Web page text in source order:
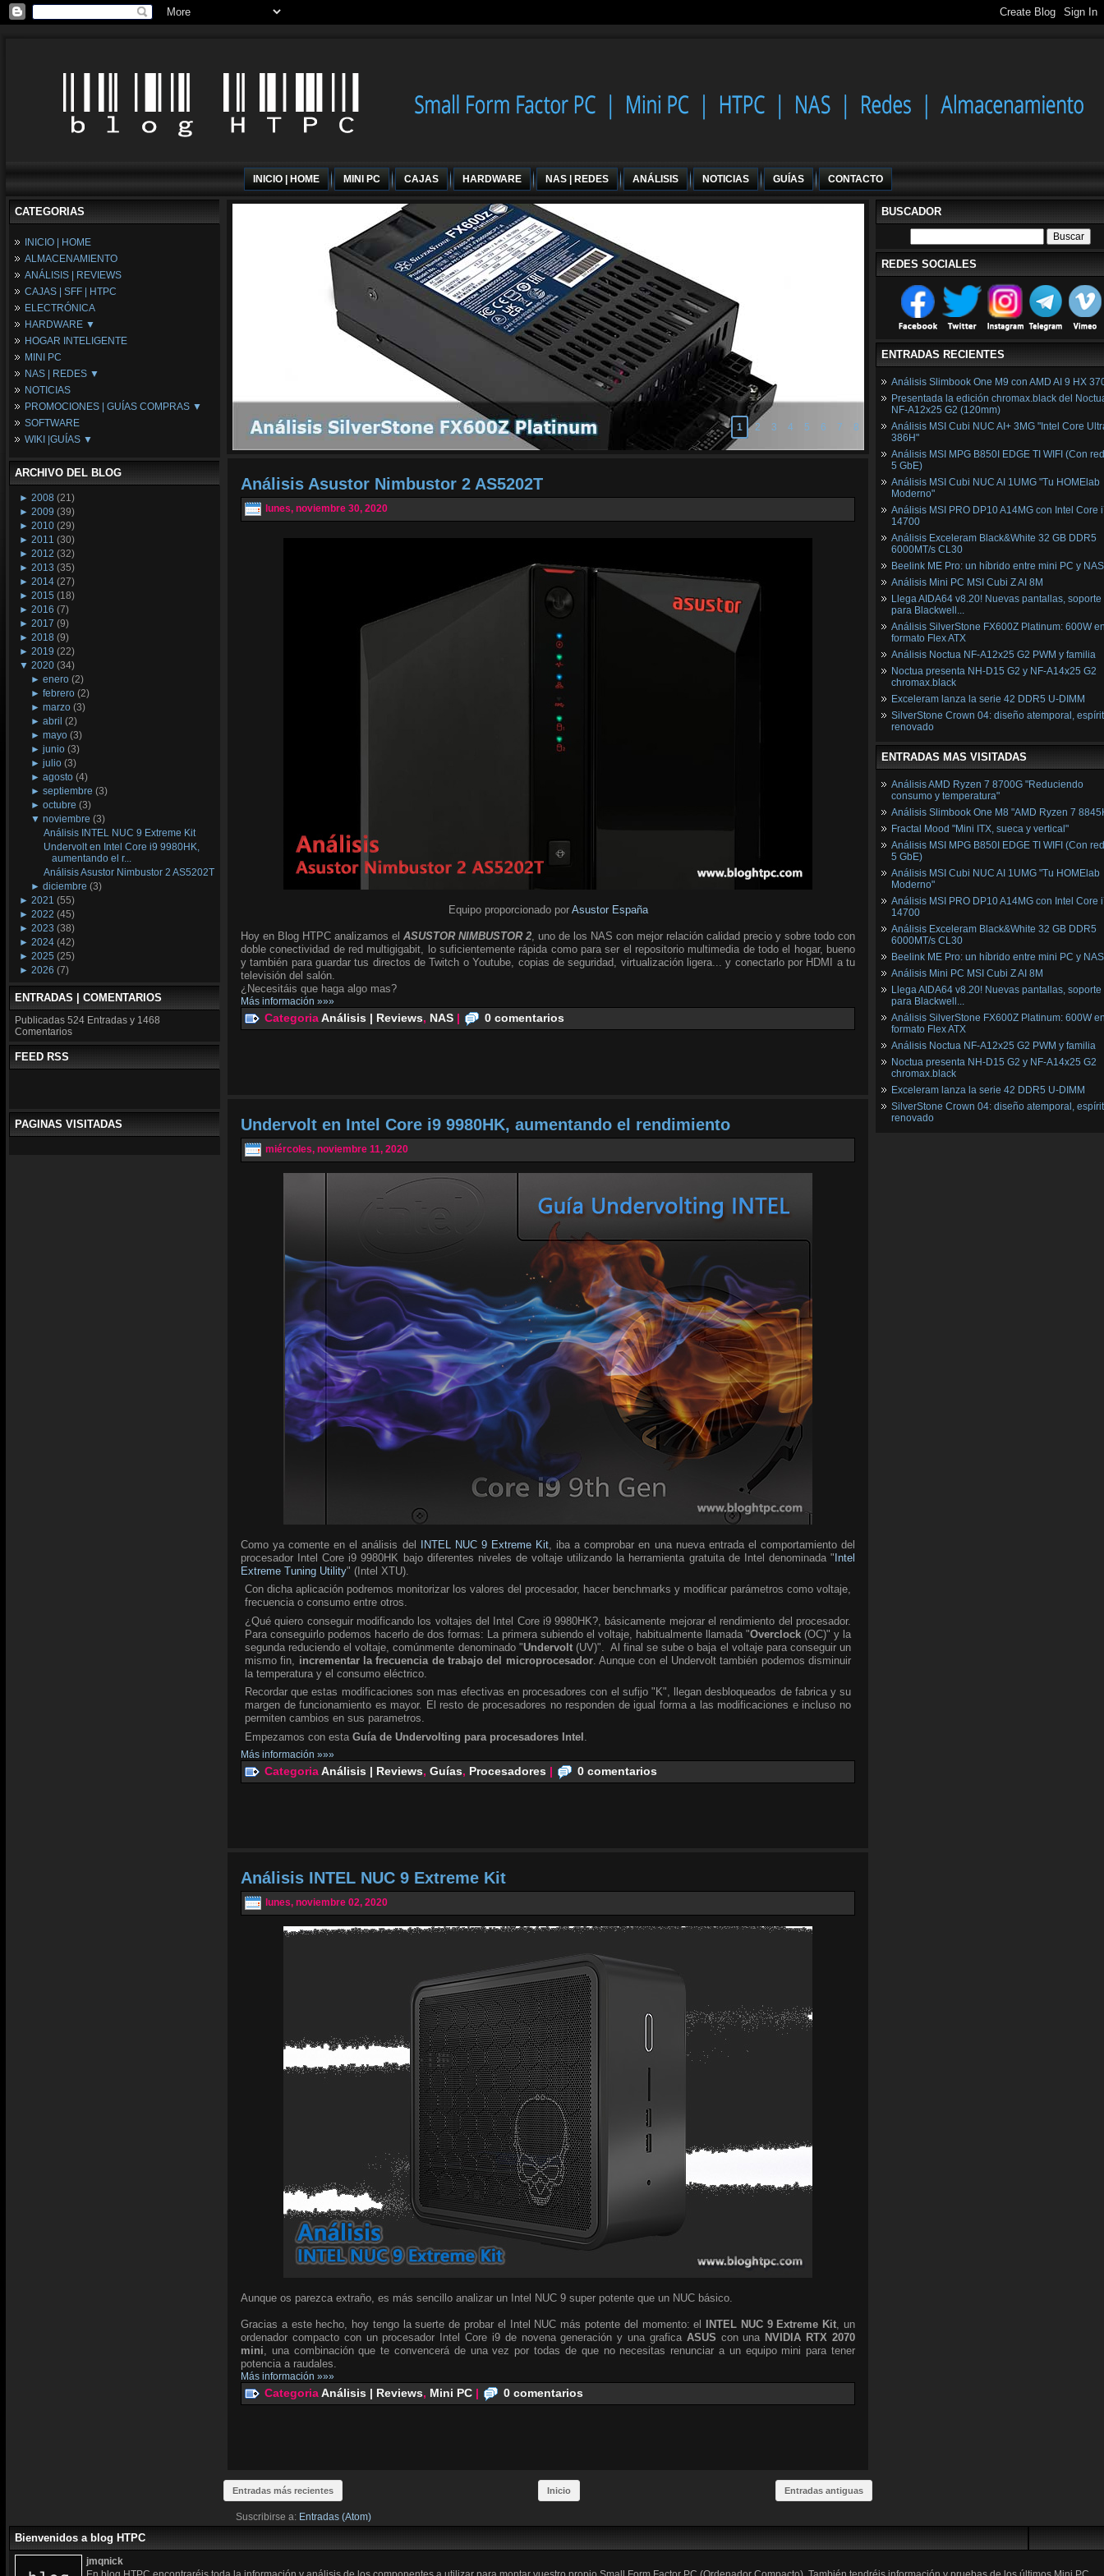
INICIO | HOME MINI PC CAJAS HARDWARE NAS | REDES ANÁLISIS NOTICIAS GUÍAS CONTACTO
CATEGORIAS
INICIO | HOME
ALMACENAMIENTO
ANÁLISIS | REVIEWS
CAJAS | SFF | HTPC
ELECTRÓNICA
HARDWARE ▼
Fuentes de Alimentación
Memória RAM
Placas Base
Procesadores
Periféricos
Refrigeración
Tarjetas Gráficas
HOGAR INTELIGENTE
MINI PC
NAS | REDES ▼
NAS
Espacio Synology
Redes
NOTICIAS
PROMOCIONES | GUÍAS COMPRAS ▼
Configuraciones Ordenadores
Guías de Compras
SOFTWARE
WIKI |GUÍAS ▼
Wikipedia
ARCHIVO DEL BLOG
► 2008 (21)
► 2009 (39)
► 2010 (29)
► 2011 (30)
► 2012 (32)
► 2013 (35)
► 2014 (27)
► 2015 (18)
► 2016 (7)
► 2017 (9)
► 2018 (9)
► 2019 (22)
▼ 2020 (34)
►enero (2)
►febrero (2)
►marzo (3)
►abril (2)
►mayo (3)
►junio (3)
►julio (3)
►agosto (4)
►septiembre (3)
►octubre (3)
▼noviembre (3)
Análisis INTEL NUC 9 Extreme Kit
Undervolt en Intel Core i9 9980HK,
aumentando el r...
Análisis Asustor Nimbustor 2 AS5202T
►diciembre (3)
► 2021 (55)
► 2022 (45)
► 2023 (38)
► 2024 (42)
► 2025 (25)
► 2026 (7)
ENTRADAS | COMENTARIOS
Publicadas 524 Entradas y 1468
Comentarios
FEED RSS
PAGINAS VISITADAS
1 2 3 4 5 6 7 8
Análisis Asustor Nimbustor 2 AS5202T
lunes, noviembre 30, 2020
Equipo proporcionado por Asustor España
Hoy en Blog HTPC analizamos el ASUSTOR NIMBUSTOR 2 , uno de los NAS con mejor relación calidad precio y sobre todo con
doble conectividad de red multigigabit, lo suficientemente rápida como para ser el repositorio multimedia de todo el hogar, bueno
y también para guardar tus directos de Twitch o Youtube, copias de seguridad, virtualización ligera... y conectarlo por HDMI a tu
televisión del salón.
¿Necesitáis que haga algo mas?
Más información »»»
CategoriaAnálisis | Reviews, NAS | 0 comentarios
Undervolt en Intel Core i9 9980HK, aumentando el rendimiento
miércoles, noviembre 11, 2020
Como ya comente en el análisis del INTEL NUC 9 Extreme Kit , iba a comprobar en una nueva entrada el comportamiento del
procesador Intel Core i9 9980HK bajo diferentes niveles de voltaje utilizando la herramienta gratuita de Intel denominada "Intel
Extreme Tuning Utility" (Intel XTU).
Con dicha aplicación podremos monitorizar los valores del procesador, hacer benchmarks y modificar parámetros como voltaje,
frecuencia o consumo entre otros.
¿Qué quiero conseguir modificando los voltajes del Intel Core i9 9980HK?, básicamente mejorar el rendimiento del procesador.
Para conseguirlo podemos hacerlo de dos formas: La primera subiendo el voltaje, habitualmente llamada "Overclock (OC)" y la
segunda reduciendo el voltaje, comúnmente denominado "Undervolt (UV)". Al final se sube o baja el voltaje para conseguir un
mismo fin, incrementar la frecuencia de trabajo del microprocesador. Aunque con el Undervolt también podemos disminuir
la temperatura y el consumo eléctrico.
Recordar que estas modificaciones son mas efectivas en procesadores con el sufijo "K", llegan desbloqueados de fabrica y su
margen de funcionamiento es mayor. El resto de procesadores no responden de igual forma a las modificaciones e incluso no
permiten cambios en sus parametros.
Empezamos con esta Guía de Undervolting para procesadores Intel
Más información »»»
CategoriaAnálisis | Reviews, Guías, Procesadores | 0 comentarios
Análisis INTEL NUC 9 Extreme Kit
lunes, noviembre 02, 2020
Aunque os parezca extraño, es más sencillo analizar un Intel NUC 9 super potente que un NUC básico.
Gracias a este hecho, hoy tengo la suerte de probar el Intel NUC más potente del momento: el INTEL NUC 9 Extreme Kit, un
ordenador compacto con un procesador Intel Core i9 de novena generación y una grafica ASUS con una NVIDIA RTX 2070
mini, una combinación que te convencerá de una vez por todas de que no necesitas renunciar a un equipo mini para tener
potencia a raudales.
Más información »»»
CategoriaAnálisis | Reviews, Mini PC | 0 comentarios
Entradas más recientes Entradas antiguas
Inicio
Suscribirse a: Entradas (Atom)
BUSCADOR
REDES SOCIALES
ENTRADAS RECIENTES
Análisis Slimbook One M9 con AMD AI 9 HX
Presentada la edición chromax.black del
NF‑A12x25 G2 (120mm)
Análisis MSI Cubi NUC AI+ 3MG "Intel Core
386H"
Análisis MSI MPG B850I EDGE TI WIFI (Con
5 GbE)
Análisis MSI Cubi NUC AI 1UMG "Tu HOMElab
Moderno"
Análisis MSI PRO DP10 A14MG con Intel Core
14700
Análisis Exceleram Black&White 32 GB DDR5
6000MT/s CL30
Beelink ME Pro: un híbrido entre mini PC y NAS
Análisis Mini PC MSI Cubi Z AI 8M
Llega AIDA64 v8.20! Nuevas pantallas, soporte
para Blackwell...
Análisis SilverStone FX600Z Platinum: 600W
formato Flex ATX
Análisis Noctua NF-A12x25 G2 PWM y familia
Noctua presenta NH-D15 G2 y NF-A14x25 G2
chromax.black
Exceleram lanza la serie 42 DDR5 U-DIMM
SilverStone Crown 04: diseño atemporal,
renovado
ENTRADAS MAS VISITADAS
Análisis AMD Ryzen 7 8700G "Reduciendo
consumo y temperatura"
Análisis Slimbook One M8 "AMD Ryzen 7
Fractal Mood "Mini ITX, sueca y vertical"
Análisis MSI MPG B850I EDGE TI WIFI (Con
5 GbE)
Análisis MSI Cubi NUC AI 1UMG "Tu HOMElab
Moderno"
Análisis MSI PRO DP10 A14MG con Intel Core
14700
Análisis Exceleram Black&White 32 GB DDR5
6000MT/s CL30
Beelink ME Pro: un híbrido entre mini PC y NAS
Análisis Mini PC MSI Cubi Z AI 8M
Llega AIDA64 v8.20! Nuevas pantallas, soporte
para Blackwell...
Análisis SilverStone FX600Z Platinum: 600W
formato Flex ATX
Análisis Noctua NF-A12x25 G2 PWM y familia
Noctua presenta NH-D15 G2 y NF-A14x25 G2
chromax.black
Exceleram lanza la serie 42 DDR5 U-DIMM
SilverStone Crown 04: diseño atemporal,
renovado
Bienvenidos a blog HTPC
jmqnick